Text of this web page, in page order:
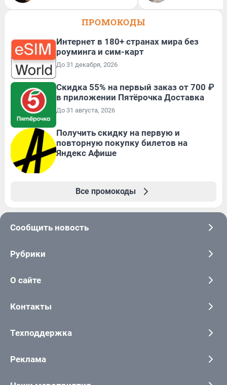
ПРОМОКОДЫ
Интернет в 180+ странах мира без
роуминга и сим-карт
До 31 декабря, 2026
Скидка 55% на первый заказ от 700 ₽
в приложении Пятёрочка Доставка
До 31 августа, 2026
Получить скидку на первую и
повторную покупку билетов на
Яндекс Афише
Все промокоды
Сообщить новость
Рубрики
О сайте
Контакты
Техподдержка
Реклама